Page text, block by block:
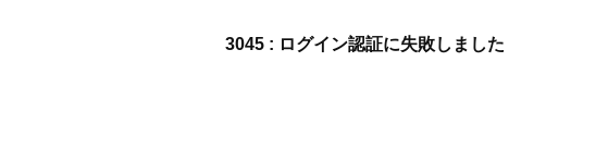
3045 : ログイン認証に失敗しました